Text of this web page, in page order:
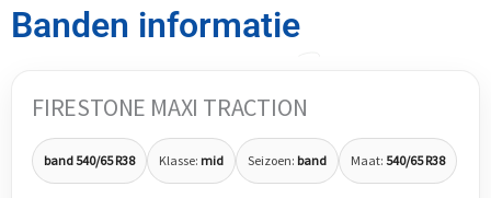
Banden informatie
FIRESTONE MAXI TRACTION
band 540/65 R38 Klasse: mid Seizoen: band Maat: 540/65 R38